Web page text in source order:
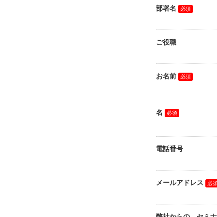
部署名
ご役職
お名前
名
電話番号
メールアドレス